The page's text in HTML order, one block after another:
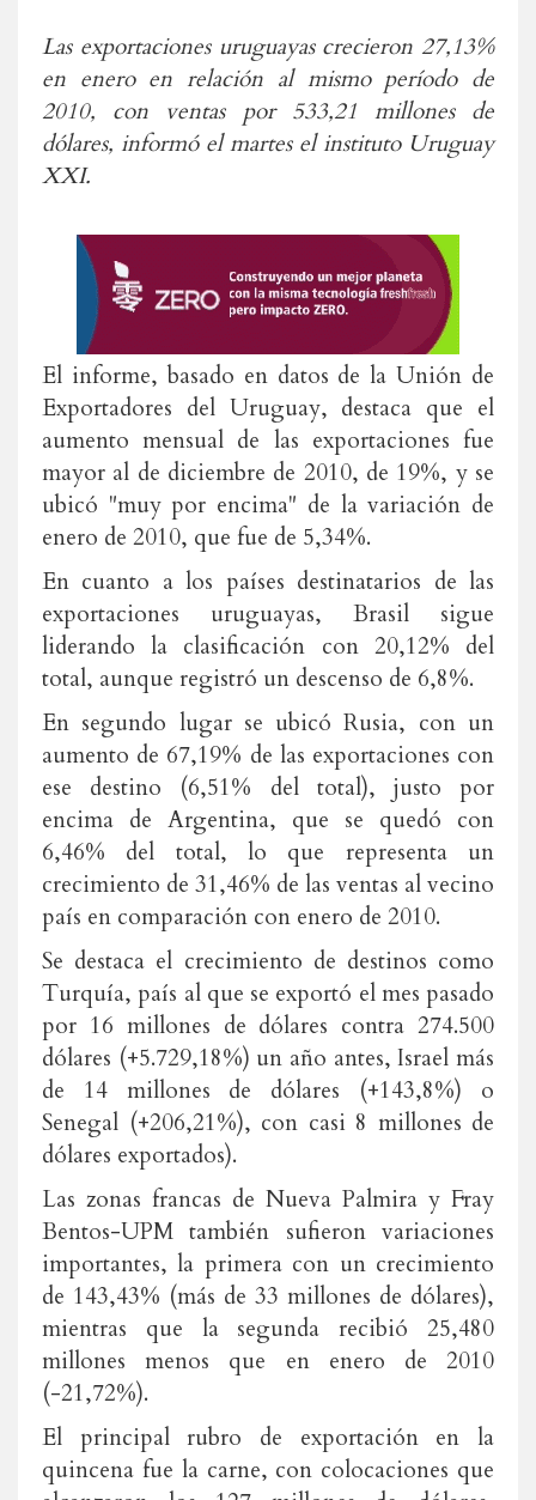
Las exportaciones uruguayas crecieron 27,13%
en enero en relación al mismo período de
2010, con ventas por 533,21 millones de
dólares, informó el martes el instituto Uruguay
XXI.
El informe, basado en datos de la Unión de
Exportadores del Uruguay, destaca que el
aumento mensual de las exportaciones fue
mayor al de diciembre de 2010, de 19%, y se
ubicó "muy por encima" de la variación de
enero de 2010, que fue de 5,34%.
En cuanto a los países destinatarios de las
exportaciones uruguayas, Brasil sigue
liderando la clasificación con 20,12% del
total, aunque registró un descenso de 6,8%.
En segundo lugar se ubicó Rusia, con un
aumento de 67,19% de las exportaciones con
ese destino (6,51% del total), justo por
encima de Argentina, que se quedó con
6,46% del total, lo que representa un
crecimiento de 31,46% de las ventas al vecino
país en comparación con enero de 2010.
Se destaca el crecimiento de destinos como
Turquía, país al que se exportó el mes pasado
por 16 millones de dólares contra 274.500
dólares (+5.729,18%) un año antes, Israel más
de 14 millones de dólares (+143,8%) o
Senegal (+206,21%), con casi 8 millones de
dólares exportados).
Las zonas francas de Nueva Palmira y Fray
Bentos-UPM también sufieron variaciones
importantes, la primera con un crecimiento
de 143,43% (más de 33 millones de dólares),
mientras que la segunda recibió 25,480
millones menos que en enero de 2010
(-21,72%).
El principal rubro de exportación en la
quincena fue la carne, con colocaciones que